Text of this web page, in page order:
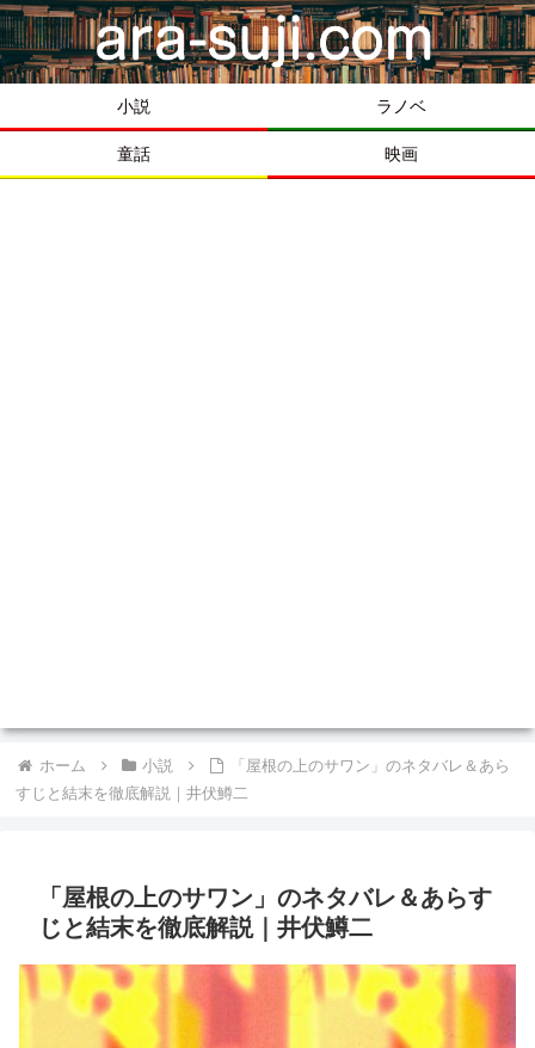
小説 ラノベ
童話 映画
ホーム 小説
「屋根の上のサワン」のネタバレ＆あら
すじと結末を徹底解説｜井伏鱒二
「屋根の上のサワン」のネタバレ＆あらす
じと結末を徹底解説｜井伏鱒二